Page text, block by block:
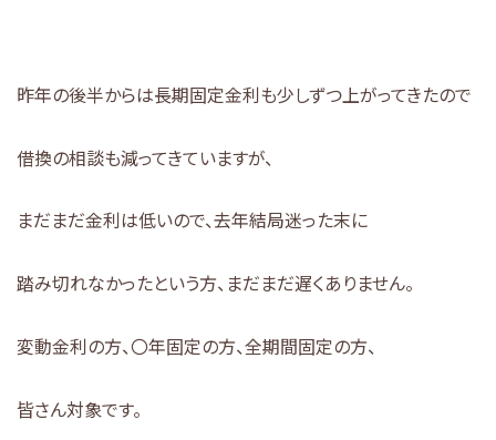
昨年の後半からは長期固定金利も少しずつ上がってきたので
借換の相談も減ってきていますが、
まだまだ金利は低いので、去年結局迷った末に
踏み切れなかったという方、まだまだ遅くありません。
変動金利の方、〇年固定の方、全期間固定の方、
皆さん対象です。